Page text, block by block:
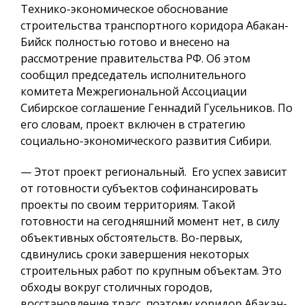
Технико-экономическое обоснование
строительства транспортного коридора Абакан-
Бийск полностью готово и внесено на
рассмотрение правительства РФ. Об этом
сообщил председатель исполнительного
комитета Межрегиональной Ассоциации
Сибирское соглашение Геннадий Гусельников. По
его словам, проект включен в стратегию
социально-экономического развития Сибири.
— Этот проект региональный. Его успех зависит
от готовности субъектов софинансировать
проекты по своим территориям. Такой
готовности на сегодняшний момент нет, в силу
объективных обстоятельств. Во-первых,
сдвинулись сроки завершения некоторых
строительных работ по крупным объектам. Это
обходы вокруг столичных городов,